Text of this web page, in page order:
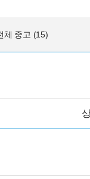
체 중고 (15)